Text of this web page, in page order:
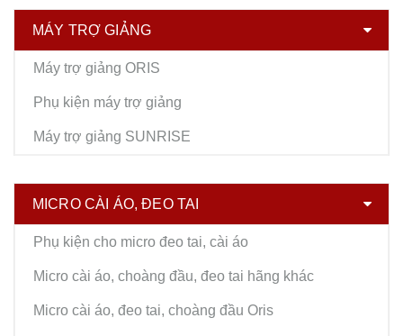
MÁY TRỢ GIẢNG
Máy trợ giảng ORIS
Phụ kiện máy trợ giảng
Máy trợ giảng SUNRISE
MICRO CÀI ÁO, ĐEO TAI
Phụ kiện cho micro đeo tai, cài áo
Micro cài áo, choàng đầu, đeo tai hãng khác
Micro cài áo, đeo tai, choàng đầu Oris